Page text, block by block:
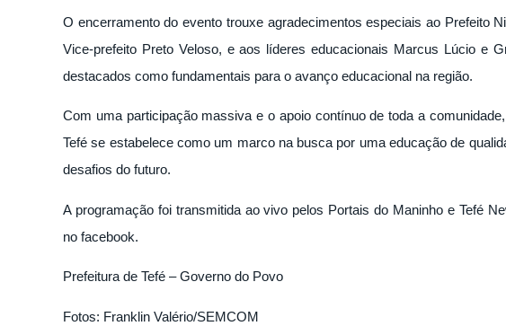
O encerramento do evento trouxe agradecimentos especiais ao Prefeito
Vice-prefeito Preto Veloso, e aos líderes educacionais Marcus Lúcio e
destacados como fundamentais para o avanço educacional na região.
Com uma participação massiva e o apoio contínuo de toda a
Tefé se estabelece como um marco na busca por uma educação de
desafios do futuro.
A programação foi transmitida ao vivo pelos Portais do Maninho e Tefé
no facebook.
Prefeitura de Tefé – Governo do Povo
Fotos: Franklin Valério/SEMCOM